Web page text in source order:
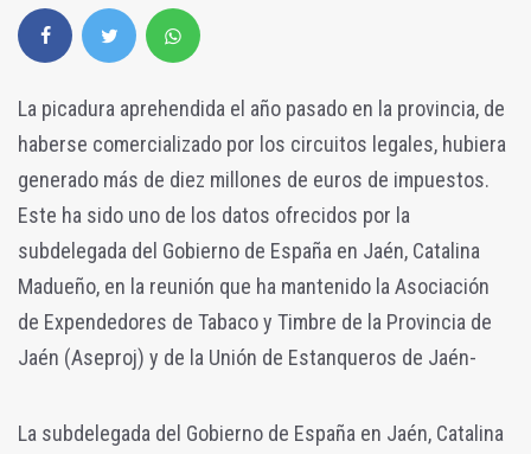
La picadura aprehendida el año pasado en la provincia, de
haberse comercializado por los circuitos legales, hubiera
generado más de diez millones de euros de impuestos.
Este ha sido uno de los datos ofrecidos por la
subdelegada del Gobierno de España en Jaén, Catalina
Madueño, en la reunión que ha mantenido la Asociación
de Expendedores de Tabaco y Timbre de la Provincia de
Jaén (Aseproj) y de la Unión de Estanqueros de Jaén-
La subdelegada del Gobierno de España en Jaén, Catalina